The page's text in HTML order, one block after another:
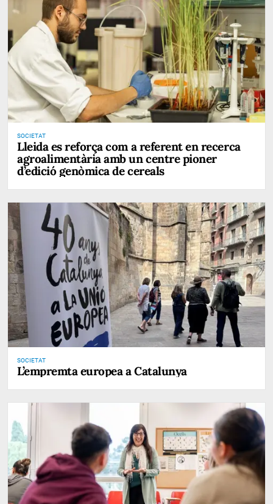
SOCIETAT
Lleida es reforça com a referent en recerca
agroalimentària amb un centre pioner
d’edició genòmica de cereals
SOCIETAT
L’empremta europea a Catalunya